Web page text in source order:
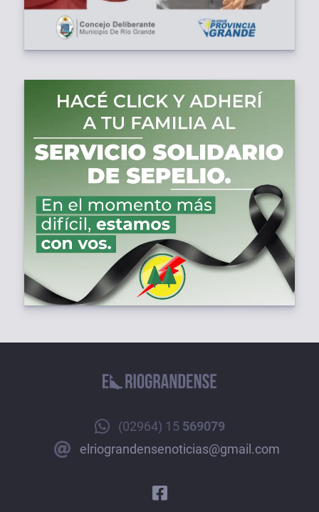
(02964) 15 569079
elriograndensenoticias@gmail.com